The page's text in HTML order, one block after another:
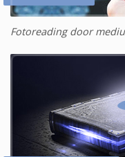
Fotoreading door